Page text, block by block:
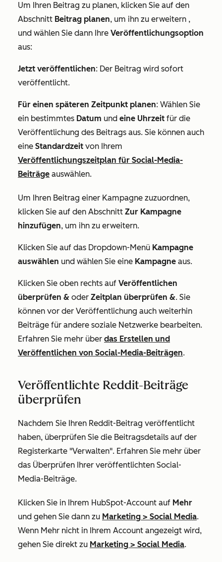
Um Ihren Beitrag zu planen, klicken Sie auf den
Abschnitt Beitrag planen, um ihn zu erweitern ,
und wählen Sie dann Ihre Veröffentlichungsoption
aus:
Jetzt veröffentlichen: Der Beitrag wird sofort
veröffentlicht.
Für einen späteren Zeitpunkt planen: Wählen Sie
ein bestimmtes Datum und eine Uhrzeit für die
Veröffentlichung des Beitrags aus. Sie können auch
eine Standardzeit von Ihrem
Veröffentlichungszeitplan für Social-Media-
Beiträge auswählen.
Um Ihren Beitrag einer Kampagne zuzuordnen,
klicken Sie auf den Abschnitt Zur Kampagne
hinzufügen, um ihn zu erweitern.
Klicken Sie auf das Dropdown-Menü Kampagne
auswählen und wählen Sie eine Kampagne aus.
Klicken Sie oben rechts auf Veröffentlichen
überprüfen & oder Zeitplan überprüfen &. Sie
können vor der Veröffentlichung auch weiterhin
Beiträge für andere soziale Netzwerke bearbeiten.
Erfahren Sie mehr über das Erstellen und
Veröffentlichen von Social-Media-Beiträgen.
Veröffentlichte Reddit-Beiträge
überprüfen
Nachdem Sie Ihren Reddit-Beitrag veröffentlicht
haben, überprüfen Sie die Beitragsdetails auf der
Registerkarte "Verwalten". Erfahren Sie mehr über
das Überprüfen Ihrer veröffentlichten Social-
Media-Beiträge.
Klicken Sie in Ihrem HubSpot-Account auf Mehr
und gehen Sie dann zu Marketing > Social Media.
Wenn Mehr nicht in Ihrem Account angezeigt wird,
gehen Sie direkt zu Marketing > Social Media.